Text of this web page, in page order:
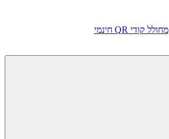
מחולל קודי QR חינמי